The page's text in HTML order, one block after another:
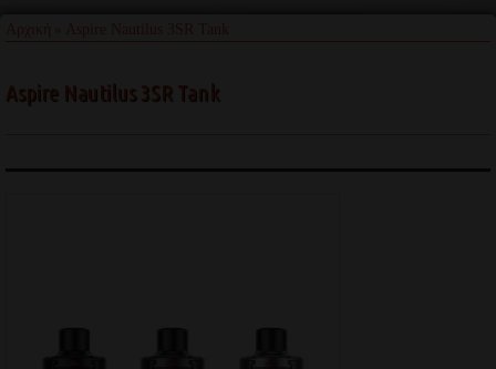
Αρχική » Aspire Nautilus 3SR Tank
Aspire Nautilus 3SR Tank